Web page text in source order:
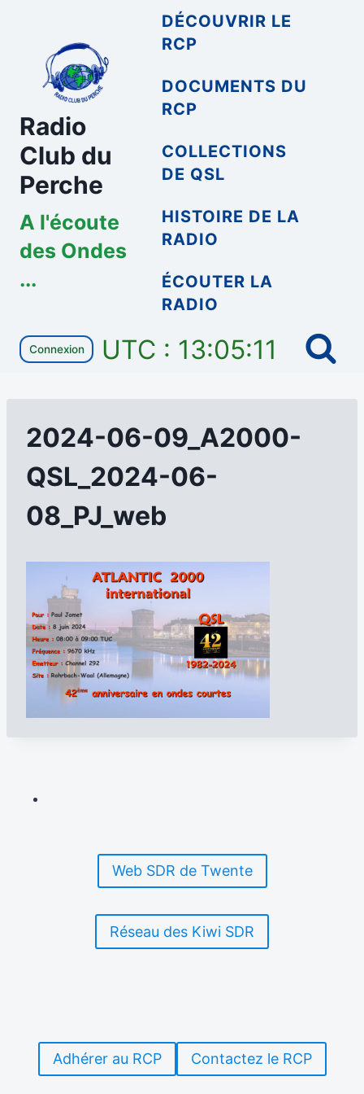
contenu
Radio
Club du
Perche
A l'écoute
des Ondes
...
DÉCOUVRIR LE
RCP
DOCUMENTS DU
RCP
COLLECTIONS
DE QSL
HISTOIRE DE LA
RADIO
ÉCOUTER LA
RADIO
Connexion UTC : 13:05:11
2024-06-09_A2000-
QSL_2024-06-
08_PJ_web
Web SDR de Twente
Réseau des Kiwi SDR
Adhérer au RCP Contactez le RCP